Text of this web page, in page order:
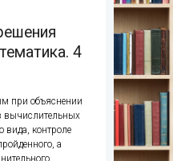
4
при объяснении
вычислительных
вида, контроле
а